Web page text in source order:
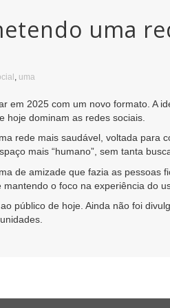
uma
, uma
em 2025 com um novo formato. A
hoje dominam as redes sociais.
rede mais saudável, voltada para
mais “humano”, sem tanta
de amizade que fazia as pessoas
o foco na experiência do
público de hoje. Ainda não foi